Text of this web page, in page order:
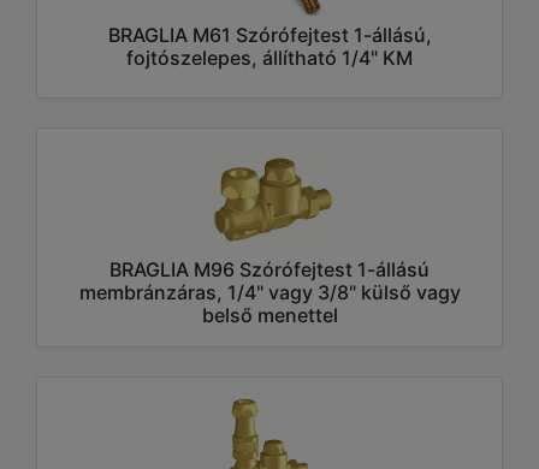
BRAGLIA M61 Szórófejtest 1-állású,
fojtószelepes, állítható 1/4" KM
BRAGLIA M96 Szórófejtest 1-állású
membránzáras, 1/4" vagy 3/8" külső vagy
belső menettel